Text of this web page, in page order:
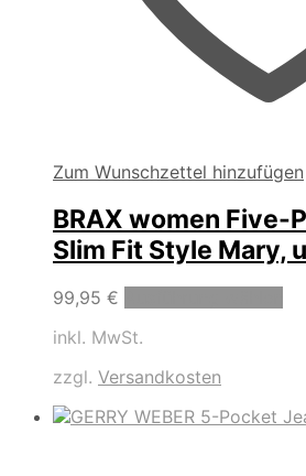
Zum Wunschzettel hinzufügen
BRAX women Five-
Slim Fit Style Mary,
99,95 €
auf.
inkl. MwSt.
zzgl. Versandkosten